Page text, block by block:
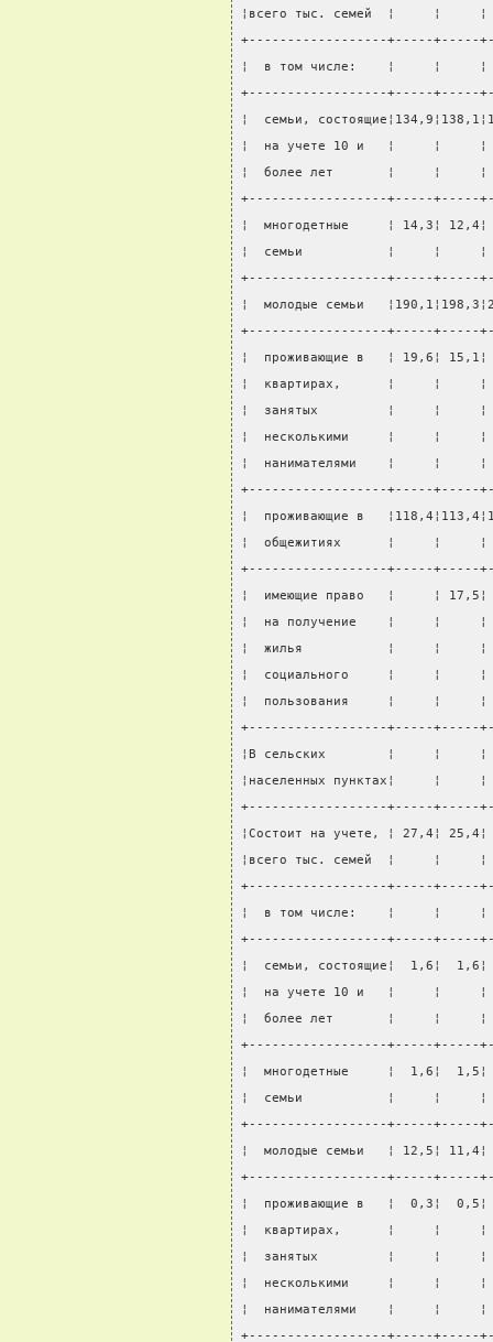
¦всего тыс. семей  ¦     ¦
+------------------+-----+-----
¦  в том числе:    ¦     ¦
+------------------+-----+-----
¦  семьи,
¦  на учете 10 и   ¦     ¦
¦  более лет       ¦     ¦
+------------------+-----+-----
¦  многодетные     ¦ 14,3¦
¦  семьи           ¦     ¦
+------------------+-----+-----
¦  молодые семьи
+------------------+-----+-----
¦  проживающие в   ¦ 19,6¦
¦  квартирах,      ¦     ¦
¦  занятых         ¦     ¦
¦  несколькими     ¦     ¦
¦  нанимателями    ¦     ¦
+------------------+-----+-----
¦  проживающие в
¦  общежитиях      ¦     ¦
+------------------+-----+-----
¦  имеющие право   ¦     ¦ 17,5¦
¦  на получение    ¦     ¦
¦  жилья           ¦     ¦
¦  социального     ¦     ¦
¦  пользования     ¦     ¦
+------------------+-----+-----
¦В сельских        ¦     ¦
¦населенных пунктах¦
+------------------+-----+-----
¦Состоит на учете, ¦ 27,4¦
¦всего тыс. семей  ¦     ¦
+------------------+-----+-----
¦  в том числе:    ¦     ¦
+------------------+-----+-----
¦  семьи, состоящие¦  1,6¦
¦  на учете 10 и   ¦     ¦
¦  более лет       ¦     ¦
+------------------+-----+-----
¦  многодетные     ¦  1,6¦
¦  семьи           ¦     ¦
+------------------+-----+-----
¦  молодые семьи   ¦ 12,5¦
+------------------+-----+-----
¦  проживающие в   ¦  0,3¦
¦  квартирах,      ¦     ¦
¦  занятых         ¦     ¦
¦  несколькими     ¦     ¦
¦  нанимателями    ¦     ¦
+------------------+-----+-----